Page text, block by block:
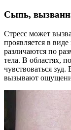
Сыпь,
Стресс может
проявляется в
различаются по
тела. В областях,
чувствоваться
вызывают